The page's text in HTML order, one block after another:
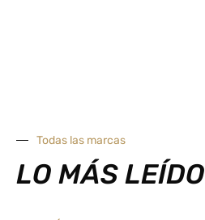
Todas las marcas
LO MÁS LEÍDO